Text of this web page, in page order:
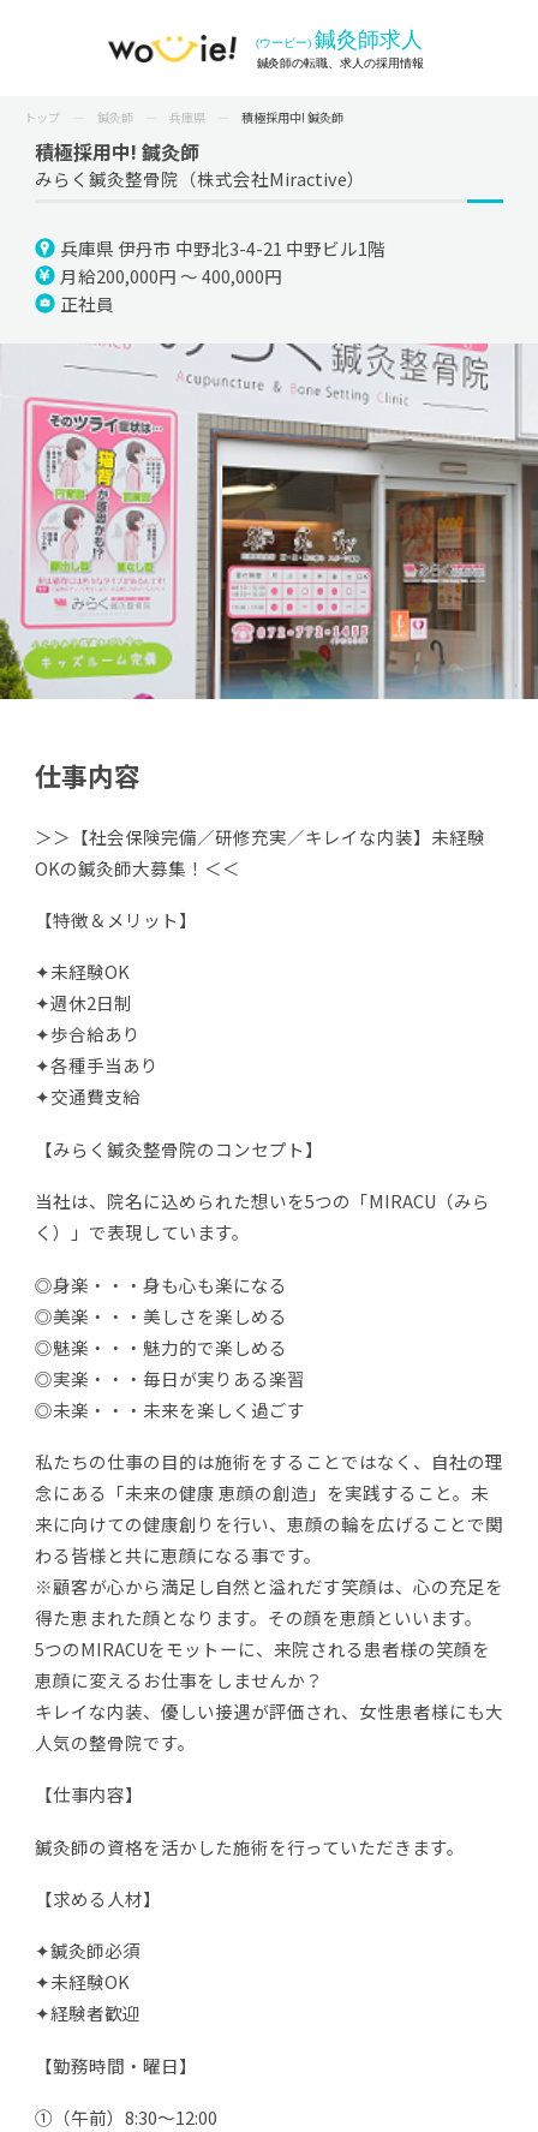
トップ 鍼灸師 兵庫県 積極採用中! 鍼灸師
積極採用中! 鍼灸師
みらく鍼灸整骨院（株式会社Miractive）
兵庫県 伊丹市 中野北3-4-21 中野ビル1階
月給200,000円 ～ 400,000円
正社員
仕事内容
＞＞【社会保険完備／研修充実／キレイな内装】未経験
OKの鍼灸師大募集！＜＜
【特徴＆メリット】
✦未経験OK
✦週休2日制
✦歩合給あり
✦各種手当あり
✦交通費支給
【みらく鍼灸整骨院のコンセプト】
当社は、院名に込められた想いを5つの「MIRACU（みら
く）」で表現しています。
◎身楽・・・身も心も楽になる
◎美楽・・・美しさを楽しめる
◎魅楽・・・魅力的で楽しめる
◎実楽・・・毎日が実りある楽習
◎未楽・・・未来を楽しく過ごす
私たちの仕事の目的は施術をすることではなく、自社の理
念にある「未来の健康 恵顔の創造」を実践すること。未
来に向けての健康創りを行い、恵顔の輪を広げることで関
わる皆様と共に恵顔になる事です。
※顧客が心から満足し自然と溢れだす笑顔は、心の充足を
得た恵まれた顔となります。その顔を恵顔といいます。
5つのMIRACUをモットーに、来院される患者様の笑顔を
恵顔に変えるお仕事をしませんか？
キレイな内装、優しい接遇が評価され、女性患者様にも大
人気の整骨院です。
【仕事内容】
鍼灸師の資格を活かした施術を行っていただきます。
【求める人材】
✦鍼灸師必須
✦未経験OK
✦経験者歓迎
【勤務時間・曜日】
①（午前）8:30～12:00